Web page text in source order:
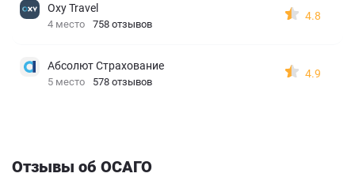
Oxy Travel
4 место 758 отзывов
4.8
Абсолют Страхование
5 место 578 отзывов
4.9
Отзывы об ОСАГО